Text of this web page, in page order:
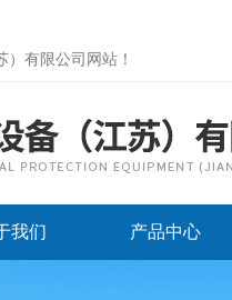
）有限公司网站 ！
我们 产品中心